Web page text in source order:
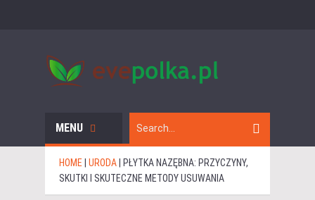
MENU
HOME | URODA| PŁYTKA NAZĘBNA: PRZYCZYNY,
SKUTKI I SKUTECZNE METODY USUWANIA